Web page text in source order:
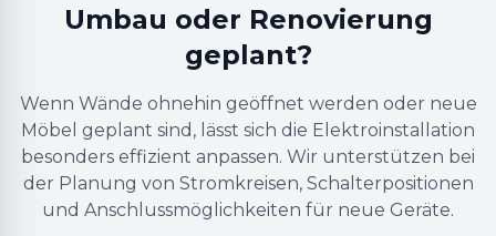
Umbau oder Renovierung
geplant?
Wenn Wände ohnehin geöffnet werden oder neue
Möbel geplant sind, lässt sich die Elektroinstallation
besonders effizient anpassen. Wir unterstützen bei
der Planung von Stromkreisen, Schalterpositionen
und Anschlussmöglichkeiten für neue Geräte.